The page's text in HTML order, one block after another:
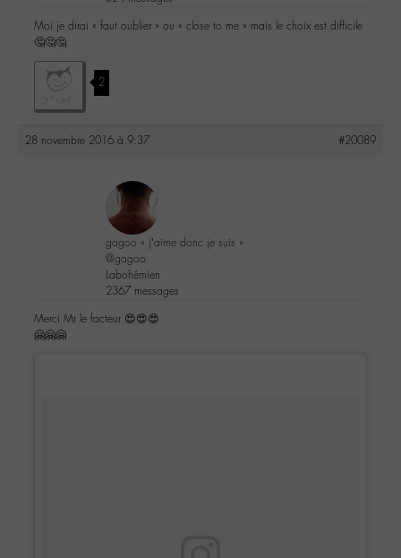
Moi je dirai « faut oublier » ou « close to me » mais le choix est difficile
🤔🤔🤔
2
28 novembre 2016 à 9:37 #20089
gagoo « j’aime donc je suis »
@gagoo
Labohémien
2367 messages
Merci Mr le facteur 😍😍😍
🤗🤗🤗